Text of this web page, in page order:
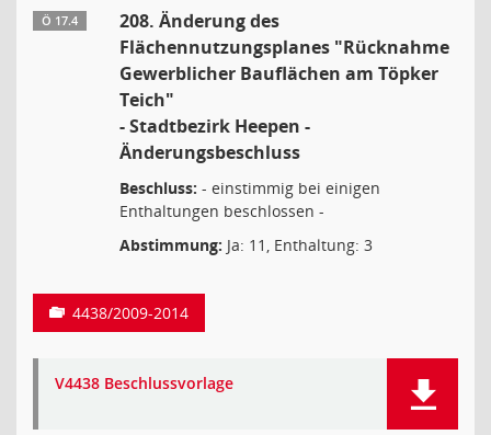
Ö 17.4
208. Änderung des
Flächennutzungsplanes "Rücknahme
Gewerblicher Bauflächen am Töpker
Teich"
- Stadtbezirk Heepen -
Änderungsbeschluss
Beschluss: - einstimmig bei einigen
Enthaltungen beschlossen -
Abstimmung: Ja: 11, Enthaltung: 3
4438/2009-2014
V4438 Beschlussvorlage